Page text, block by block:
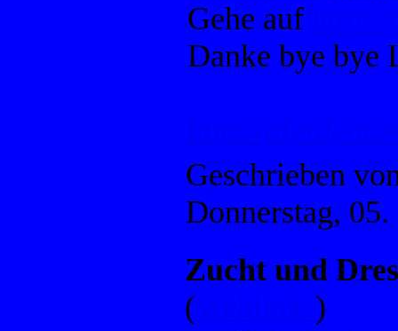
Gehe auf
Danke bye bye
Geschrieben
Donnerstag,
Zucht und
(
)